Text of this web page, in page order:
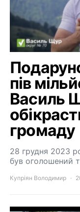
пів
Василь
громаду
28 грудня 2023
був оголошений
Купріян Володимир